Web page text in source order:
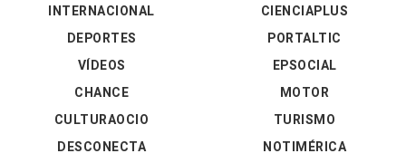
INTERNACIONAL
DEPORTES
VÍDEOS
CIENCIAPLUS
PORTALTIC
EPSOCIAL
CHANCE
CULTURAOCIO
DESCONECTA
MOTOR
TURISMO
NOTIMÉRICA